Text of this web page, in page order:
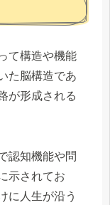
て構造や機能
た脳構造であ
が形成される
認知機能や問
示されてお
に人生が沿う